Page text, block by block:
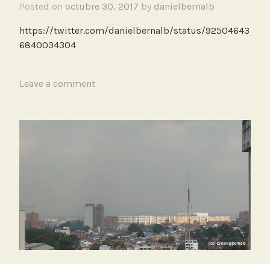
t
r
e
O
c
Posted on octubre 30, 2017 by danielbernalb
https://twitter.com/danielbernalb/status/92504643
6840034304
T
l
Leave a comment